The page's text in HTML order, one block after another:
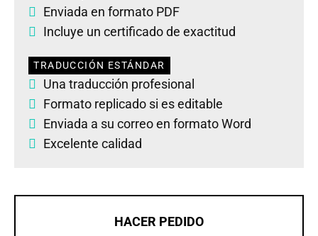
Enviada en formato PDF
Incluye un certificado de exactitud
TRADUCCIÓN ESTÁNDAR
Una traducción profesional
Formato replicado si es editable
Enviada a su correo en formato Word
Excelente calidad
HACER PEDIDO